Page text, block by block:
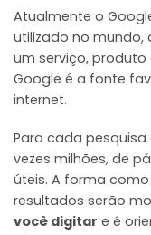
Atualmente o
utilizado no
um serviço,
Google é a fonte
internet.
Para cada pesquisa
vezes milhões, de
úteis. A forma
resultados serão
você digitar e é